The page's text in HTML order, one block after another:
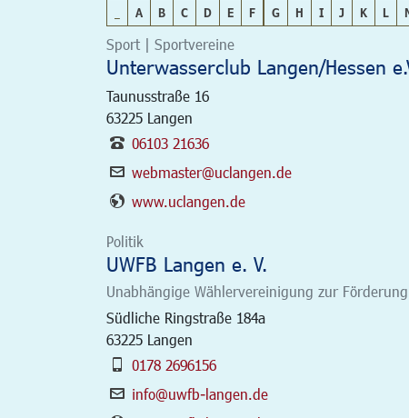
A B C D E F G H I J K L
Sport | Sportvereine
Unterwasserclub Langen/Hessen
Taunusstraße 16
63225 Langen
06103 21636
webmaster@uclangen.de
www.uclangen.de
Politik
UWFB Langen e. V.
Unabhängige Wählervereinigung zur
Südliche Ringstraße 184a
63225 Langen
0178 2696156
info@uwfb-langen.de